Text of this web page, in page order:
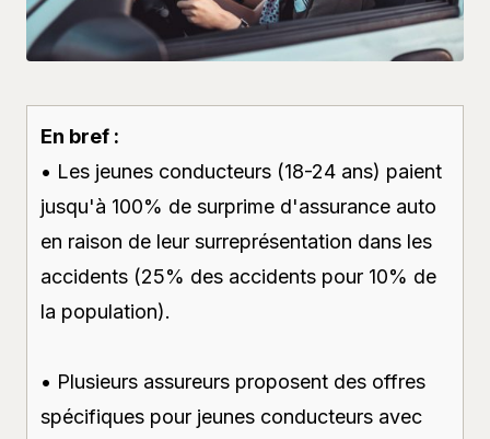
En bref :
• Les jeunes conducteurs (18-24 ans) paient
jusqu'à 100% de surprime d'assurance auto
en raison de leur surreprésentation dans les
accidents (25% des accidents pour 10% de
la population).
• Plusieurs assureurs proposent des offres
spécifiques pour jeunes conducteurs avec